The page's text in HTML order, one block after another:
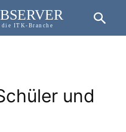
ITK-Branche
und